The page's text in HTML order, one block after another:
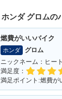
ホンダ グロムの
燃費がいいバイク
ホンダ
グロム
ニックネーム：ヒー
満足度：
満足ポイント:燃費が